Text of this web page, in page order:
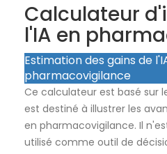
Calculateur
l'IA en
Estimation des gains de
pharmacovigilance
Ce calculateur est basé sur
est destiné à illustrer les
en pharmacovigilance. Il
utilisé comme outil de